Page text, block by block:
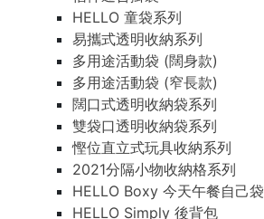
HELLO 童袋系列
易攜式透明收納系列
多用途活動袋 (闊身款)
多用途活動袋 (窄長款)
闊口式透明收納袋系列
雙袋口透明收納袋系列
慳位直立式玩具收納系列
2021分隔小物收納格系列
HELLO Boxy 今天午餐自己袋
HELLO Simply 後背包